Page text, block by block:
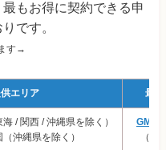
戸建て
光 東日本
サイト光 4,827円
らら光 5,830円
光 5,445円
もお得に契約できる申
です。
す→
エリア 最
/ 関西 / 沖縄県を除く）
沖縄県を除く）
GMO
（プ